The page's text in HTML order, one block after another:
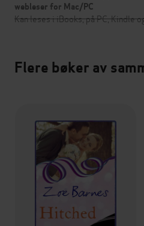
webleser for Mac/PC
Kan leses i iBooks, på PC, Kindle
Flere bøker av